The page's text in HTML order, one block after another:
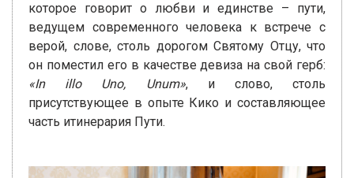
которое говорит о любви и единстве – пути,
ведущем современного человека к встрече с
верой, слове, столь дорогом Святому Отцу, что
он поместил его в качестве девиза на свой герб:
«In illo Uno, Unum», и слово, столь
присутствующее в опыте Кико и составляющее
часть итинерария Пути.